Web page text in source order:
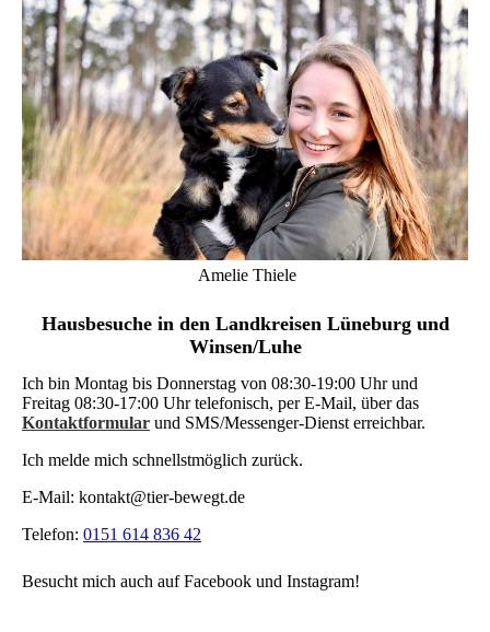
Amelie Thiele
Hausbesuche in den Landkreisen Lüneburg und
Winsen/Luhe
Ich bin Montag bis Donnerstag von 08:30-19:00 Uhr und
Freitag 08:30-17:00 Uhr telefonisch, per E-Mail, über das
Kontaktformular und SMS/Messenger-Dienst erreichbar.
Ich melde mich schnellstmöglich zurück.
E-Mail: kontakt@tier-bewegt.de
Telefon: 0151 614 836 42
Besucht mich auch auf Facebook und Instagram!